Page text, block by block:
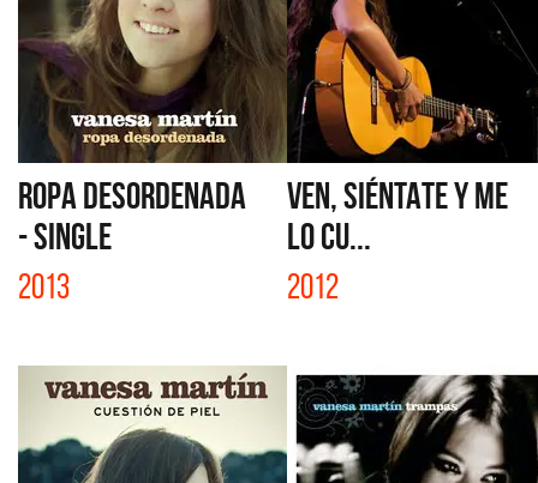
ROPA DESORDENADA
- SINGLE
2013
VEN, SIÉNTATE Y ME
LO CU...
2012